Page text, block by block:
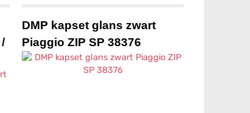
DMP kapset glans zwart
Piaggio ZIP SP 38376